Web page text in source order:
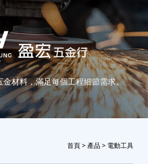
金材料，滿足每個工程細節需求。
首頁> 產品 > 電動工具